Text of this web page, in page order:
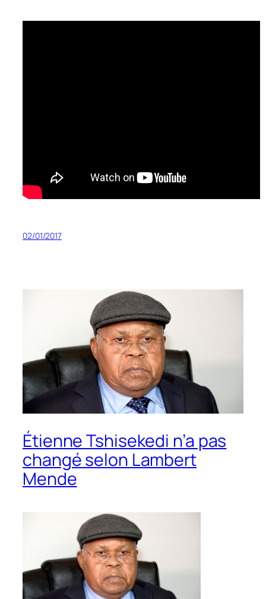
02/01/2017
Étienne Tshisekedi n’a pas
changé selon Lambert
Mende